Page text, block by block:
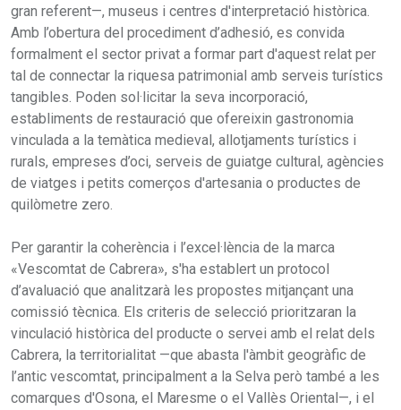
gran referent—, museus i centres d'interpretació històrica.
Amb l’obertura del procediment d’adhesió, es convida
formalment el sector privat a formar part d'aquest relat per
tal de connectar la riquesa patrimonial amb serveis turístics
tangibles. Poden sol·licitar la seva incorporació,
establiments de restauració que ofereixin gastronomia
vinculada a la temàtica medieval, allotjaments turístics i
rurals, empreses d’oci, serveis de guiatge cultural, agències
de viatges i petits comerços d'artesania o productes de
quilòmetre zero.
Per garantir la coherència i l’excel·lència de la marca
«Vescomtat de Cabrera», s'ha establert un protocol
d’avaluació que analitzarà les propostes mitjançant una
comissió tècnica. Els criteris de selecció prioritzaran la
vinculació històrica del producte o servei amb el relat dels
Cabrera, la territorialitat —que abasta l'àmbit geogràfic de
l’antic vescomtat, principalment a la Selva però també a les
comarques d'Osona, el Maresme o el Vallès Oriental—, i el